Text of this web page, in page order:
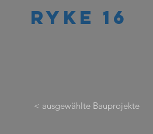
RYKE 16
< ausgewählte Bauprojekte